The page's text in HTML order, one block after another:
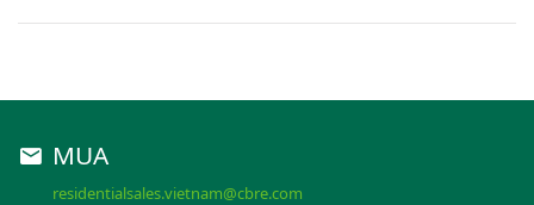
MUA
residentialsales.vietnam@cbre.com